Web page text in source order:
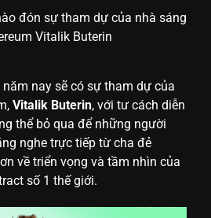
đón sự tham dự của nhà sáng
Vitalik Buterin
nay sẽ có sự tham dự của
Vitalik Buterin, với tư cách diễn
thể bỏ qua để những người
nghe trực tiếp từ cha đẻ
về triển vọng và tầm nhìn của
số 1 thế giới.